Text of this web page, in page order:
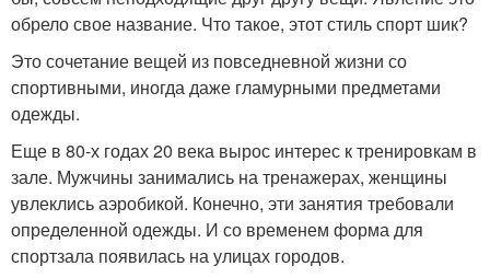
обрело свое название. Что такое, этот стиль спорт шик?
Это сочетание вещей из повседневной жизни со
спортивными, иногда даже гламурными предметами
одежды.
Еще в 80-х годах 20 века вырос интерес к тренировкам в
зале. Мужчины занимались на тренажерах, женщины
увлеклись аэробикой. Конечно, эти занятия требовали
определенной одежды. И со временем форма для
спортзала появилась на улицах городов.